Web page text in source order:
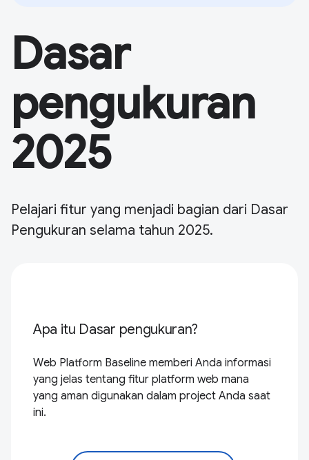
Dasar
pengukuran
2025
Pelajari fitur yang menjadi bagian dari Dasar
Pengukuran selama tahun 2025.
Apa itu Dasar pengukuran?
Web Platform Baseline memberi Anda informasi
yang jelas tentang fitur platform web mana
yang aman digunakan dalam project Anda saat
ini.